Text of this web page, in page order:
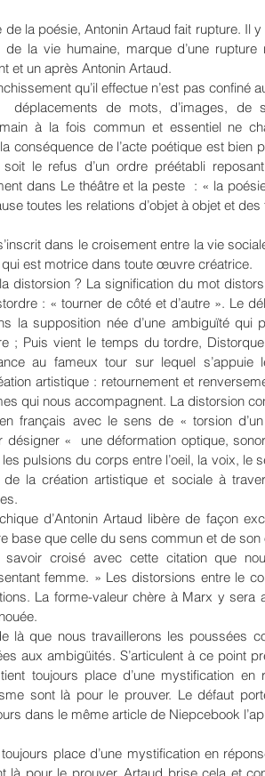
de la poésie, Antonin Artaud fait rupture.
la vie humaine, marque d’une rupture
et un après Antonin Artaud.
qu’il effectue n’est pas
déplacements de mots, d’images,
à la fois commun et essentiel ne
la conséquence de l’acte poétique est
soit le refus d’un ordre préétabli
dans Le théâtre et la peste  : « la
toutes les relations d’objet à objet et
dans le croisement entre la vie
est motrice dans toute œuvre créatrice.
distorsion ? La signification du mot
: « tourner de côté et d’autre ». Le
la supposition née d’une ambiguïté qui
; Puis vient le temps du tordre,
au fameux tour sur lequel s’appuie
artistique : retournement et
qui nous accompagnent. La distorsion
français avec le sens de « torsion
désigner «  une déformation optique,
pulsions du corps entre l’oeil, la voix, le
la création artistique et sociale à
d’Antonin Artaud libère de façon
base que celle du sens commun et de son
savoir croisé avec cette citation que
femme. » Les distorsions entre le
La forme-valeur chère à Marx y sera
là que nous travaillerons les poussées
aux ambigüités. S’articulent à ce point
tient toujours place d’une mystification
sont là pour le prouver. Le défaut
dans le même article de Niepcebook
toujours place d’une mystification en